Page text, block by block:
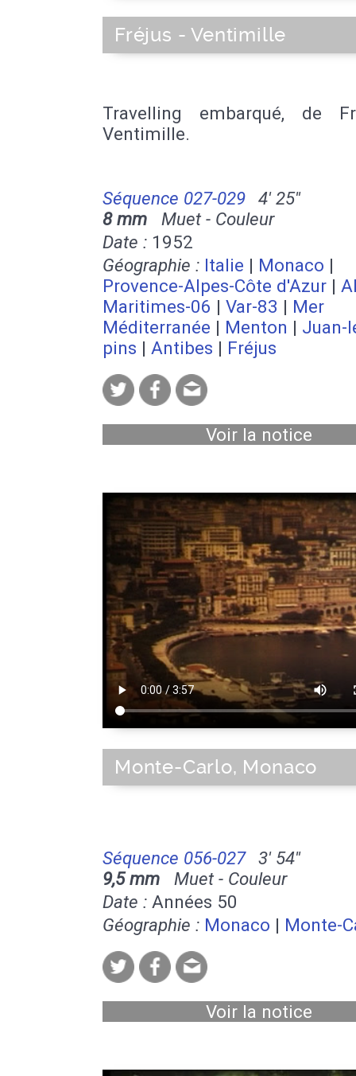
Fréjus - Ventimille
Travelling embarqué, de
Ventimille.
Séquence 027-029
4' 25''
8 mm Muet - Couleur
Date : 1952
Géographie : Italie | Monaco |
Provence-Alpes-Côte d'Azur |
Maritimes-06 | Var-83 | Mer
Méditerranée | Menton | Juan-
pins | Antibes | Fréjus
Voir la notice
Monte-Carlo, Monaco
Séquence 056-027
3' 54''
9,5 mm Muet - Couleur
Date : Années 50
Géographie : Monaco | Monte-
Voir la notice